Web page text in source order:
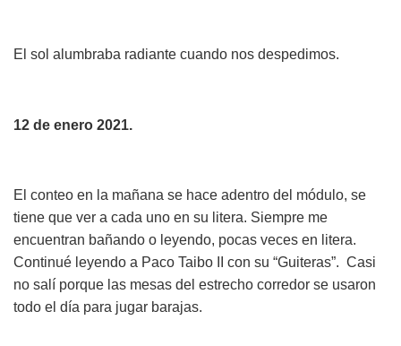
El sol alumbraba radiante cuando nos despedimos.
12 de enero 2021.
El conteo en la mañana se hace adentro del módulo, se
tiene que ver a cada uno en su litera. Siempre me
encuentran bañando o leyendo, pocas veces en litera.
Continué leyendo a Paco Taibo II con su “Guiteras”. Casi
no salí porque las mesas del estrecho corredor se usaron
todo el día para jugar barajas.